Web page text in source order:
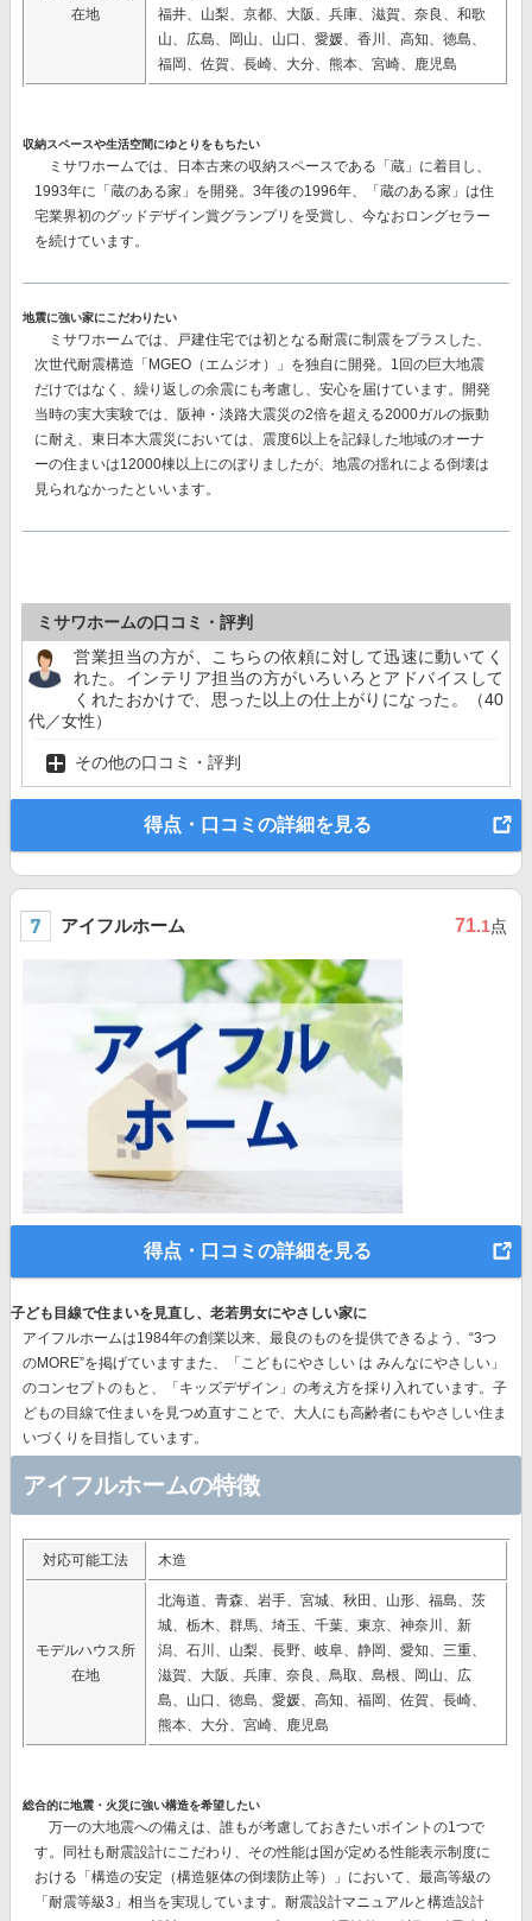
在地
福井、山梨、京都、大阪、兵庫、滋賀、奈良、和歌
山、広島、岡山、山口、愛媛、香川、高知、徳島、
福岡、佐賀、長崎、大分、熊本、宮崎、鹿児島
収納スペースや生活空間にゆとりをもちたい
ミサワホームでは、日本古来の収納スペースである「蔵」に着目し、
1993年に「蔵のある家」を開発。3年後の1996年、「蔵のある家」は住
宅業界初のグッドデザイン賞グランプリを受賞し、今なおロングセラー
を続けています。
地震に強い家にこだわりたい
ミサワホームでは、戸建住宅では初となる耐震に制震をプラスした、
次世代耐震構造「MGEO（エムジオ）」を独自に開発。 1回の巨大地震
だけではなく、繰り返しの余震にも考慮し、安心を届けています。開発
当時の実大実験では、阪神・淡路大震災の2倍を超える2000ガルの振動
に耐え、東日本大震災においては、震度6以上を記録した地域のオーナ
ーの住まいは12000棟以上にのぼりましたが、地震の揺れによる倒壊は
見られなかったといいます。
ミサワホームの口コミ・評判
営業担当の方が、こちらの依頼に対して迅速に動いてく
れた。インテリア担当の方がいろいろとアドバイスして
くれたおかけで、思った以上の仕上がりになった。（40
代／女性）
その他の口コミ・評判
得点・口コミの詳細を見る
アイフルホーム 71.1点
得点・口コミの詳細を見る
子ども目線で住まいを見直し、老若男女にやさしい家に
アイフルホームは1984年の創業以来、最良のものを提供できるよう、“3つ
のMORE”を掲げていますまた、
「こどもにやさしい は みんなにやさしい」
のコンセプト のもと、「キッズデザイン」の考え方を採り入れています。子
どもの目線で住まいを見つめ直すことで、大人にも高齢者にもやさしい住ま
いづくりを目指しています。
アイフルホームの特徴
対応可能工法 木造
モデルハウス所
在地
北海道、青森、岩手、宮城、秋田、山形、福島、茨
城、栃木、群馬、埼玉、千葉、東京、神奈川、新
潟、石川、山梨、長野、岐阜、静岡、愛知、三重、
滋賀、大阪、兵庫、奈良、鳥取、島根、岡山、広
島、山口、徳島、愛媛、高知、福岡、佐賀、長崎、
熊本、大分、宮崎、鹿児島
総合的に地震・火災に強い構造を希望したい
万一の大地震への備えは、誰もが考慮しておきたいポイントの1つで
す。同社も耐震設計にこだわり、その性能は国が定める性能表示制度に
おける 「構造の安定（構造躯体の倒壊防止等）」において、最高等級の
「耐震等級3」相当を実現しています。耐震設計マニュアルと構造設計